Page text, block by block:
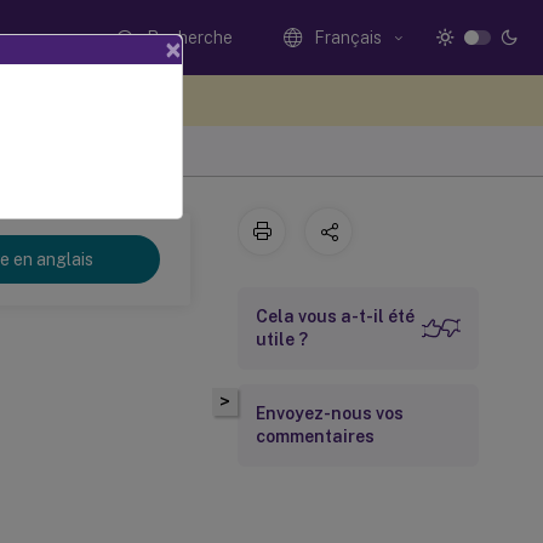
Recherche Français
en anglais
>
Cela vous a-t-il été
utile ?
Envoyez-nous vos
commentaires
×